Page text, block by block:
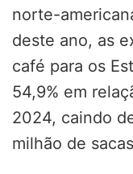
norte-
deste ano, as
café para os
54,9% em
2024, caindo
milhão de